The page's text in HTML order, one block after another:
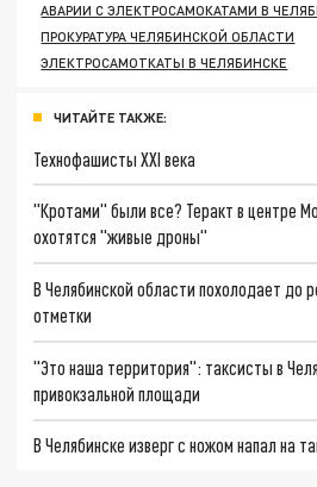
АВАРИИ С ЭЛЕКТРОСАМОКАТАМИ В
ПРОКУРАТУРА ЧЕЛЯБИНСКОЙ ОБЛАСТИ
ЭЛЕКТРОСАМОТКАТЫ В ЧЕЛЯБИНСКЕ
ЧИТАЙТЕ ТАКЖЕ:
Технофашисты XXI века
"Кротами" были все? Теракт в центре
охотятся "живые дроны"
В Челябинской области похолодает до
отметки
"Это наша территория": таксисты в
привокзальной площади
В Челябинске изверг с ножом напал на